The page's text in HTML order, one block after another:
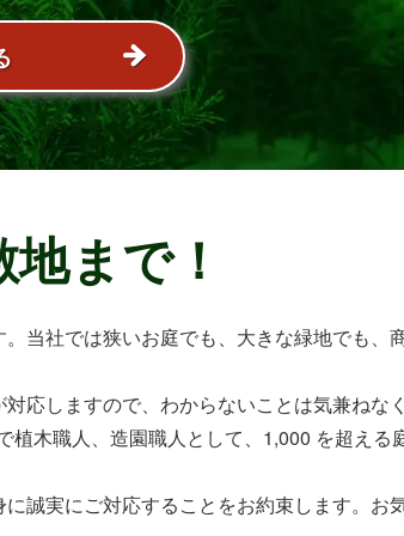
まで！
当社では狭いお庭でも、大きな緑地でも、
応しますので、わからないことは気兼ねな
植木職人、造園職人として、1,000 を超える
誠実にご対応することをお約束します。お